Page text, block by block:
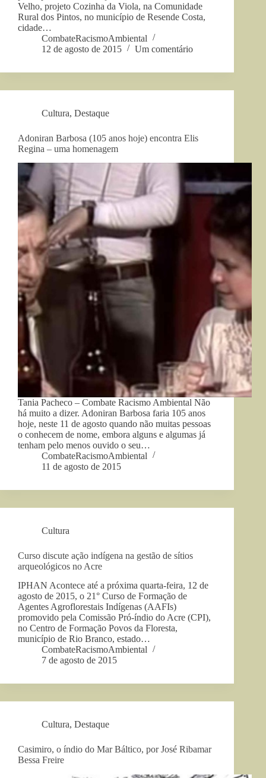
Velho, projeto Cozinha da Viola, na Comunidade
Rural dos Pintos, no município de Resende Costa,
cidade…
CombateRacismoAmbiental
12 de agosto de 2015
Um comentário
Cultura, Destaque
Adoniran Barbosa (105 anos hoje) encontra Elis
Regina – uma homenagem
Tania Pacheco – Combate Racismo Ambiental Não
há muito a dizer. Adoniran Barbosa faria 105 anos
hoje, neste 11 de agosto quando não muitas pessoas
o conhecem de nome, embora alguns e algumas já
tenham pelo menos ouvido o seu…
CombateRacismoAmbiental
11 de agosto de 2015
Cultura
Curso discute ação indígena na gestão de sítios
arqueológicos no Acre
IPHAN Acontece até a próxima quarta-feira, 12 de
agosto de 2015, o 21° Curso de Formação de
Agentes Agroflorestais Indígenas (AAFIs)
promovido pela Comissão Pró-índio do Acre (CPI),
no Centro de Formação Povos da Floresta,
município de Rio Branco, estado…
CombateRacismoAmbiental
7 de agosto de 2015
Cultura, Destaque
Casimiro, o índio do Mar Báltico, por José Ribamar
Bessa Freire